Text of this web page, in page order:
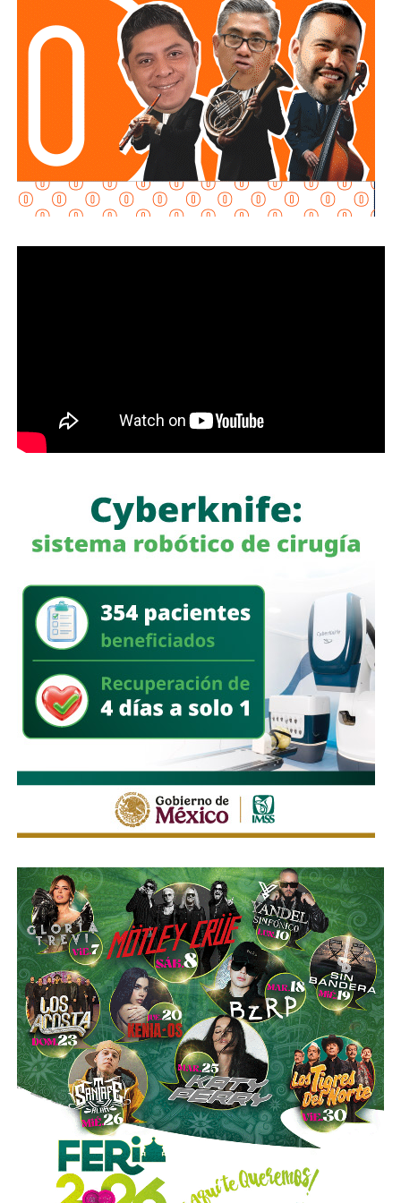
Slim, y otro por el financiero regiomontano
David
Martínez Guzmán, en sociedad con la cúpula deGrupo
Aquos El Realito es una sociedad integrada porAqualia
Gestión Integral de Agua
(44%) yAqualia
Infraestructura(5%), filiales del grupo españolFCC;
Conoinsa
(50.999%), filial deEmpresas ICA ; yServicios
de Agua Trident(0.001%), filial de la japonesaMitsui.
Históricamente propiedad de la familia Koplowitz,FCC se
consolidó como una de las constructoras más
importantes de España
, pero fue acumulando una deuda
que la dejó al borde de la quiebra a mediados de la década
pasada, hasta queel ingeniero Slim inyectó el capital
necesario para salvar a la compañía y convertirse en
su principal accionista. Desde su llegada, se han hecho
con proyectos de la talla de la remodelación delEstadio
del Metro de Nueva York.
El vínculo de Slim con El Realito no se limita a su
participación como socio operador. La propia constructora
de Carlos Slim,Carso Infraestructura y Construcción
(CICSA), fue la que diseñó y construyó físicamente la
presa, bajo un contrato adjudicado en 2008. Así lo
documenta el propio sitio de CICSA, que enlista la obra en
su portafolio de proyectos de agua, junto con reportes de
la revista Expansióny los reportes anuales de Grupo
Carso, que reportan el avance de la construcción en 2008 y
su conclusión en 2012. Es decir:antes de cobrar por
operar el acueducto, Slim ya había cobrado por
levantarlo.
El otro bloque,Conoinsa/Empresas ICA (50.999% del